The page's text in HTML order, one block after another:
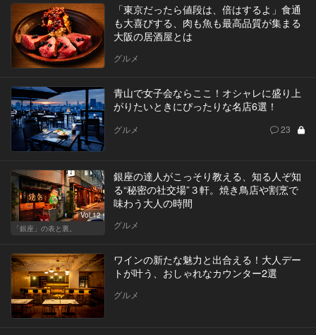
「東京だったら値段は、倍はするよ」食通
も大喜びする、肉も魚も最高品質が集まる
大阪の居酒屋とは
グルメ
青山で女子会ならここ！オシャレに盛り上
がりたいときにぴったりな名店6選！
グルメ 23
Vol.12
「銀座」の表と裏。
銀座の達人がこっそり教える、知る人ぞ知
る“秘密の社交場”３軒。焼き鳥店や割烹で
味わう大人の時間
グルメ
ワインの新たな魅力と出合える！大人デー
トが叶う、おしゃれなカウンター2選
グルメ